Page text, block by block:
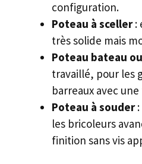
configuration.
Poteau à sceller:
très solide mais
Poteau bateau
travaillé, pour les
barreaux avec
Poteau à souder:
les bricoleurs
finition sans vis